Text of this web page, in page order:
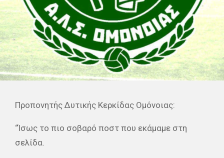
Προπονητής Δυτικής Κερκίδας Ομόνοιας:
“Ίσως το πιο σοβαρό ποστ που εκάμαμε στη
σελίδα.